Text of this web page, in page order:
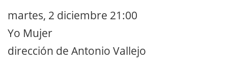
martes, 2 diciembre 21:00
Yo Mujer
dirección de Antonio Vallejo